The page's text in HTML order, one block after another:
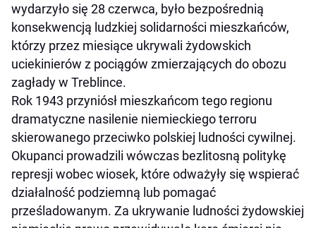
wydarzyło się 28 czerwca, było bezpośrednią
konsekwencją ludzkiej solidarności mieszkańców,
którzy przez miesiące ukrywali żydowskich
uciekinierów z pociągów zmierzających do obozu
zagłady w Treblince.
Rok 1943 przyniósł mieszkańcom tego regionu
dramatyczne nasilenie niemieckiego terroru
skierowanego przeciwko polskiej ludności cywilnej.
Okupanci prowadzili wówczas bezlitosną politykę
represji wobec wiosek, które odważyły się wspierać
działalność podziemną lub pomagać
prześladowanym. Za ukrywanie ludności żydowskiej